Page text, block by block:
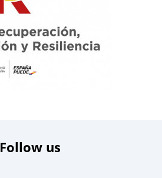
Follow us